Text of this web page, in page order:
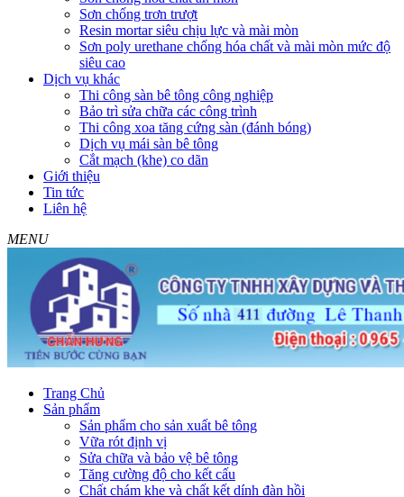
Sơn chống trơn trượt
Resin mortar siêu chịu lực và mài mòn
Sơn poly urethane chống hóa chất và mài mòn mức độ
siêu cao
Dịch vụ khác
Thi công sàn bê tông công nghiệp
Bảo trì sửa chữa các công trình
Thi công xoa tăng cứng sàn (đánh bóng)
Dịch vụ mái sàn bê tông
Cắt mạch (khe) co dãn
Giới thiệu
Tin tức
Liên hệ
MENU
Trang Chủ
Sản phẩm
Sản phẩm cho sản xuất bê tông
Vữa rót định vị
Sửa chữa và bảo vệ bê tông
Tăng cường độ cho kết cấu
Chất chám khe và chất kết dính đàn hồi